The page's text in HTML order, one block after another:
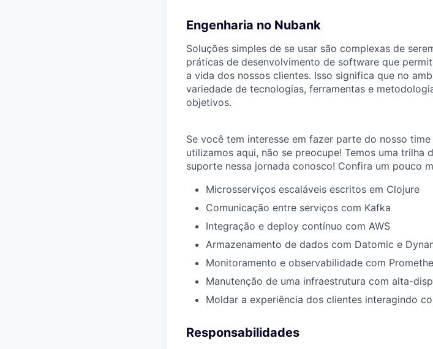
Engenharia no Nubank
Soluções simples de se usar são complexas de
práticas de desenvolvimento de software que
a vida dos nossos clientes. Isso significa que no
variedade de tecnologias, ferramentas e
objetivos.
Se você tem interesse em fazer parte do nosso
utilizamos aqui, não se preocupe! Temos uma trilha
suporte nessa jornada conosco! Confira um pouco
Microsserviços escaláveis escritos em Clojure
Comunicação entre serviços com Kafka
Integração e deploy contínuo com AWS
Armazenamento de dados com Datomic e
Monitoramento e observabilidade com
Manutenção de uma infraestrutura com alta-
Moldar a experiência dos clientes interagindo
Responsabilidades